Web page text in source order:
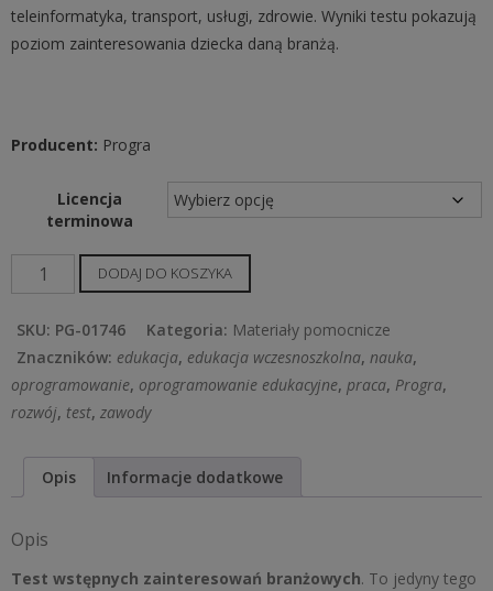
teleinformatyka, transport, usługi, zdrowie. Wyniki testu pokazują
poziom zainteresowania dziecka daną branżą.
Producent: Progra
Licencja
terminowa
ilość
Test
wstępnych
zainteresowań
branżowych
DODAJ DO KOSZYKA
SKU: PG-01746 Kategoria: Materiały pomocnicze
Znaczników: edukacja, edukacja wczesnoszkolna, nauka,
oprogramowanie, oprogramowanie edukacyjne, praca, Progra,
rozwój, test, zawody
Opis Informacje dodatkowe
Opis
Test wstępnych zainteresowań branżowych. To jedyny tego